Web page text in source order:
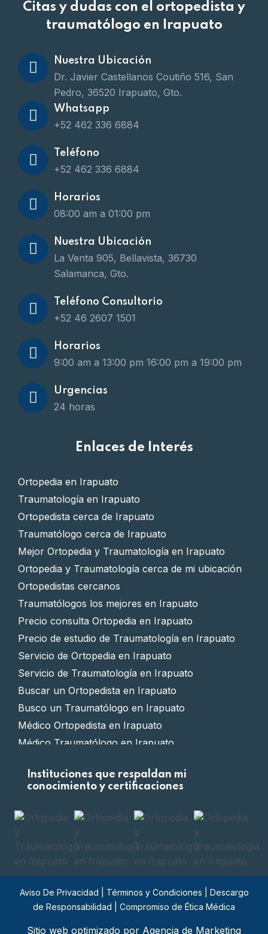
Citas y dudas con el ortopedista y
traumatólogo en Irapuato
Nuestra Ubicación
Dr. Javier Castellanos Coutiño 516, San
Pedro, 36520 Irapuato, Gto.
Whatsapp
+52 462 336 6884
Teléfono
+52 462 336 6884
Horarios
08:00 am a 01:00 pm
Nuestra Ubicación
La Venta 905, Bellavista, 36730
Salamanca, Gto.
Teléfono Consultorio
+52 46 2607 1501
Horarios
9:00 am a 13:00 pm 16:00 pm a 19:00 pm
Urgencias
24 horas
Enlaces de Interés
Ortopedia en Irapuato
Traumatología en Irapuato
Ortopedista cerca de Irapuato
Traumatólogo cerca de Irapuato
Mejor Ortopedia y Traumatología en Irapuato
Ortopedia y Traumatología cerca de mi ubicación
Ortopedistas cercanos
Traumatólogos los mejores en Irapuato
Precio consulta Ortopedia en Irapuato
Precio de estudio de Traumatología en Irapuato
Servicio de Ortopedia en Irapuato
Servicio de Traumatología en Irapuato
Buscar un Ortopedista en Irapuato
Busco un Traumatólogo en Irapuato
Médico Ortopedista en Irapuato
Médico Traumatólogo en Irapuato
Clínica de Traumatología en Irapuato
Doctor Ortopedista en Irapuato
Doctor Traumatólogo en Irapuato
Ortopedista certificado en Irapuato
Traumatólogo certificado en Irapuato
Ortopedia privada en Irapuato
Costo de cirugía Ortopédica en Irapuato
Instituciones que respaldan mi
conocimiento y certificaciones
Aviso De Privacidad Términos y Condiciones
Descargo
de Responsabilidad
Compromiso de Ética Médica
Sitio web optimizado por Agencia de Marketing